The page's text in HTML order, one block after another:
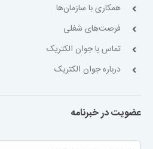
همکاری با سازمان‌ها
فرصت‌های شغلی
تماس با جوان الکتریک
درباره جوان الکتریک
عضویت در خبرنامه